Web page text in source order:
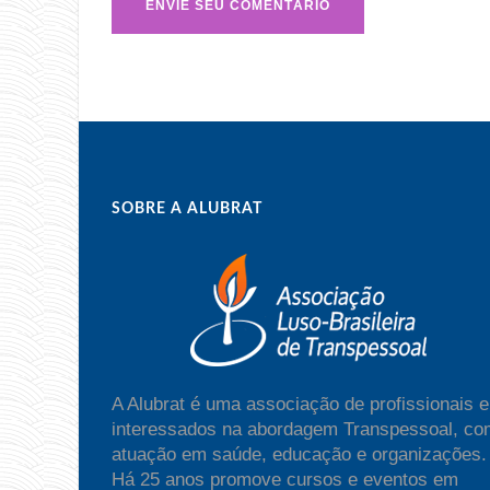
SOBRE A ALUBRAT
A Alubrat é uma associação de profissionais e
interessados na abordagem Transpessoal,
atuação em saúde, educação e organizações.
Há 25 anos promove cursos e eventos em